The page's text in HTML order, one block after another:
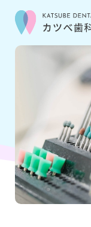
当院について
診療科目 OUR
初診の流れ